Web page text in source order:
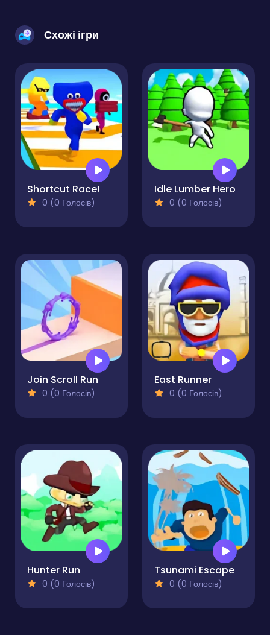
Схожі ігри
Shortcut Race!
0 (0 Голосів)
Idle Lumber Hero
0 (0 Голосів)
Join Scroll Run
0 (0 Голосів)
East Runner
0 (0 Голосів)
Hunter Run
0 (0 Голосів)
Tsunami Escape
0 (0 Голосів)